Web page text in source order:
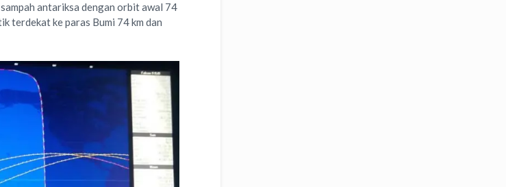
antariksa dengan orbit awal 74
terdekat ke paras Bumi 74 km dan